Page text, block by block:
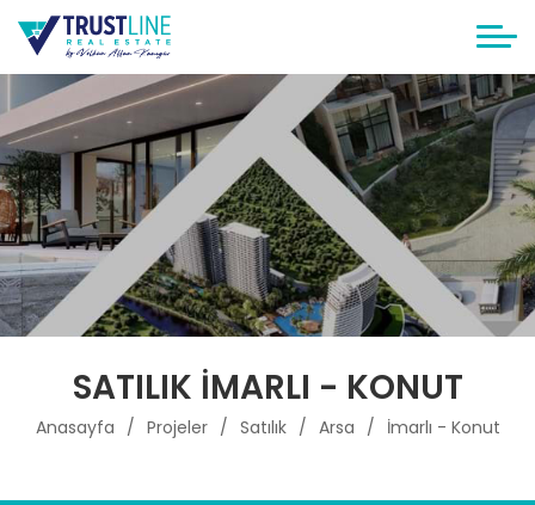
SATILIK İMARLI - KONUT
Anasayfa Projeler Satılık Arsa İmarlı - Konut